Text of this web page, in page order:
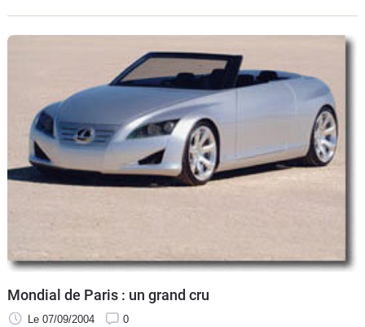
Mondial de Paris : un grand cru
Le 07/09/2004 0